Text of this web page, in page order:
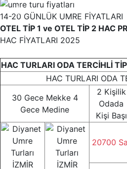
14-20 GÜNLÜK UMRE FİYATLARI
Previous
OTEL TİP 1 ve OTEL TİP 2 HAC
HAC FİYATLARI 2025
HAC TURLARI ODA TERCİHLİ
HAC TURLARI ODA
30 Gece Mekke 4
Gece Medine
2 Kişilik
Odada
Kişi Başı
20700